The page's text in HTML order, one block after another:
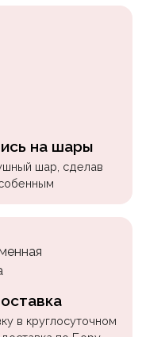
на шары
шар, сделав
в круглосуточном